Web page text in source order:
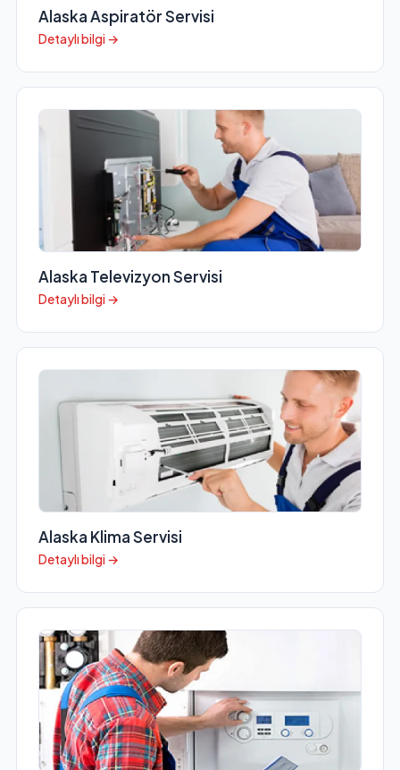
Alaska Aspiratör Servisi
Detaylı bilgi →
Alaska Televizyon Servisi
Detaylı bilgi →
Alaska Klima Servisi
Detaylı bilgi →